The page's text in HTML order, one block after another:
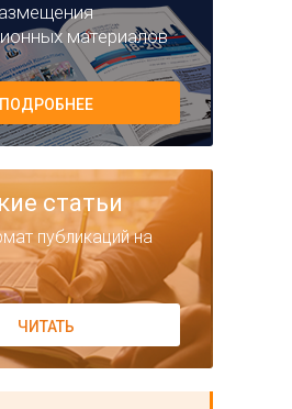
материалов
ПОДРОБНЕЕ
статьи
публикаций на
ЧИТАТЬ